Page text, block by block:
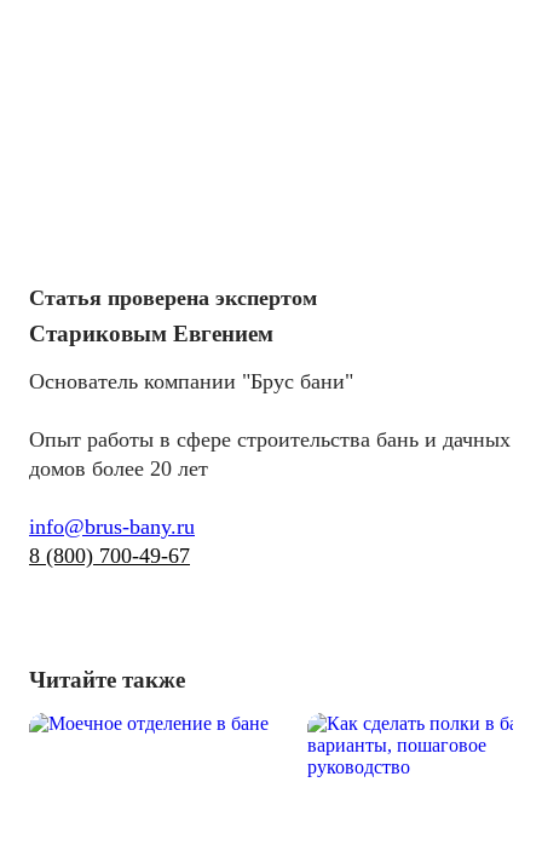
Статья проверена экспертом
Стариковым Евгением
Основатель компании "Брус бани"
Опыт работы в сфере строительства бань и дачных
домов более 20 лет
info@brus-bany.ru
8 (800) 700-49-67
Читайте также